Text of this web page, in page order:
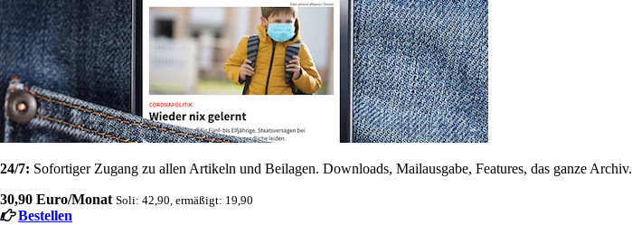
24/7: Sofortiger Zugang zu allen Artikeln und Beilagen. Downloads, Mailausgabe, Features, das ganze Archiv.
30,90 Euro/Monat Soli: 42,90, ermäßigt: 19,90
Bestellen